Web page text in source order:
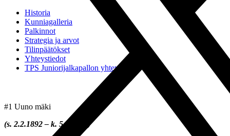
Historia
Kunniagalleria
Palkinnot
Strategia ja arvot
Tilinpäätökset
Yhteystiedot
TPS Juniorijalkapallon yhteystiedot
#1 Uuno mäki
(s. 2.2.1892 – k. 5.5.1941)